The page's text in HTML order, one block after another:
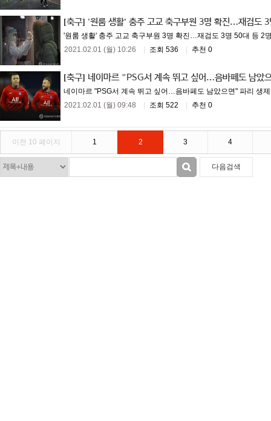
[축구] '원룸 생활' 충주 고교 축구부원 3명 확진…재검도 3
'원룸 생활' 충주 고교 축구부원 3명 확진…재검도 3명 50대 등 2
2021.02.01 (월) 10:26
조회 536 추천 0
[축구] 네이마르 "PSG서 계속 뛰고 싶어…음바페도 남았
네이마르 "PSG서 계속 뛰고 싶어…음바페도 남았으면" 파리 생
2021.02.01 (월) 09:48
조회 522 추천 0
이전 10 페이지 1 2 3 4
다음검색